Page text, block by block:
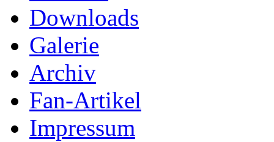
Downloads
Galerie
Archiv
Fan-Artikel
Impressum